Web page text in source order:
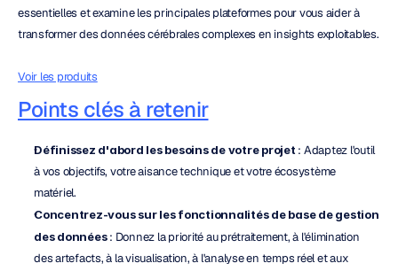
essentielles et examine les principales plateformes pour vous aider à
transformer des données cérébrales complexes en insights exploitables.
Voir les produits
Points clés à retenir
Définissez d'abord les besoins de votre projet : Adaptez l'outil
à vos objectifs, votre aisance technique et votre écosystème
matériel.
Concentrez-vous sur les fonctionnalités de base de gestion
des données : Donnez la priorité au prétraitement, à l'élimination
des artefacts, à la visualisation, à l'analyse en temps réel et aux